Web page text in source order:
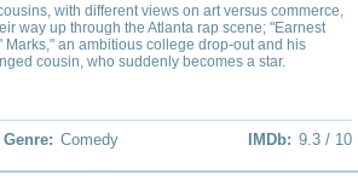
IMDb:9.3 / 10
stehen der Teenager Morty und
von den üblichen Highschool-
Großvater Rick ist ein genialer